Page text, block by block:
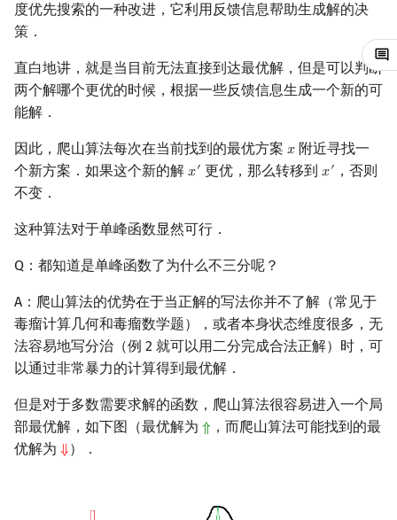
索
OI Wiki 不是什么
格式手册
数学符号表
F.A.Q.
镜像站列表
致谢
学习路线
学习资源
技巧
常见技巧
出题
Atom
Eclipse
Kate
Xcode
GUIDE
Sublime Text
CCR Plus
Lemon
命令行
命令行编译与调试
编译器
WSL (Windows 10)
Special Judge
Testlib
Validator
Interactor
OJ 工具
LaTeX 入门
Git
运算
流程控制语句
函数
bitset
string
C++ 进阶 重载运算符
引用
新版 C++ 特性
C++ 与其他常用语言的区别
Pascal 转 C++ 急救
Python 速成
Java 速成
Java 进阶
模拟
递归 & 分治
贪心
排序
插入排序
计数排序
快速排序
希尔排序
锦标赛排序
Tim 排序
前缀和 & 差分
二分
构造
双向搜索
启发式搜索
A*
迭代加深搜索
IDA*
回溯法
Alpha–Beta 剪枝
优化
背包 DP
区间 DP
DAG 上的 DP
树形 DP
状压 DP
数位 DP
计数 DP
动态 DP
概率 DP
DP 套 DP
四边形不等式优化
Slope Trick 优化
状态设计优化
字符串匹配
字符串哈希
字典树 (Trie)
前缀函数与 KMP 算法
Boyer–Moore 算法
Z 函数（扩展 KMP）
后缀数组 (SA)
后缀自动机 (SAM)
后缀平衡树
广义后缀自动机
格雷码
位操作
二进制集合操作
高精度计算
快速幂
置换和排列
弧度制与坐标系
数论
最大公约数
欧拉函数
分解质因数
线性同余方程
中国剩余定理
升幂引理
多项式与生成函数
快速数论变换
快速沃尔什变换
多项式牛顿迭代
多项式平移|连续点值平移
符号化方法
Lagrange 反演
组合数学
斐波那契数列
错位排列
斯特林数
Eulerian Number
分拆数
范德蒙德卷积
线性代数
矩阵
初等变换
线性空间
对角化
Jordan标准型
域论
Schreier–Sims 算法
随机变量的数字特征
概率不等式
非公平组合游戏
牛顿迭代法
链表
哈希表
并查集
堆
左偏树
块状数据结构
树分块
Sqrt Tree
单调栈
ST 表
树状数组
线段树
猫树
区间最值操作 & 区间历史
值
划分树
WBLT
替罪羊树
Size Balanced Tree
AA 树
可持久化平衡树
可持久化字典树
树状数组套权值线段树
分块套树状数组
Top Tree
DFS（图论）
BFS（图论）
树上问题
树的重心
最近公共祖先
树上启发式合并
AHU 算法
树哈希
树上随机游走
有向无环图
拓扑排序
最短路问题
同余最短路
斯坦纳树
拆点
连通性相关
圆方树
点/边连通度
环计数问题
费用流
上下界网络流
一般图最大匹配
一般图最大权匹配
距离
Pick 定理
三角剖分
凸包
扫描线
旋转卡壳
平面最近点对
随机增量法
反演变换
计算几何杂项
莫队算法 树上莫队
回滚莫队
莫队二次离线
优化
劣势
线段树与离线询问
度优先搜索的一种改进，它利用反馈信息帮助生成解的决
策．
直白地讲，就是当目前无法直接到达最优解，但是可以判断
两个解哪个更优的时候，根据一些反馈信息生成一个新的可
能解．
因此，爬山算法每次在当前找到的最优方案 𝑥
x 附近寻找一
个新方案．如果这个新的解 𝑥′
x′ 更优，那么转移到𝑥′
x′ ，否则
不变．
这种算法对于单峰函数显然可行．
Q：都知道是单峰函数了为什么不三分呢？
A：爬山算法的优势在于当正解的写法你并不了解（常见于
毒瘤计算几何和毒瘤数学题），或者本身状态维度很多，无
法容易地写分治（例 2 就可以用二分完成合法正解）时，可
以通过非常暴力的计算得到最优解．
但是对于多数需要求解的函数，爬山算法很容易进入一个局
部最优解，如下图（最优解为 ⇑
⇑ ，而爬山算法可能找到的最
优解为 ⇓
⇓）．